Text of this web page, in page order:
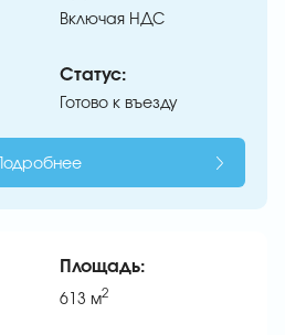
Включая НДС
Статус:
Готово к въезду
Подробнее
Площадь:
613 м2